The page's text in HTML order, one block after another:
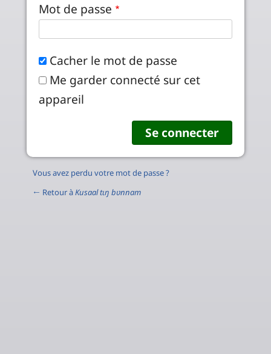
Mot de passe
Cacher le mot de passe
Me garder connecté sur cet
appareil
Vous avez perdu votre mot de passe ?
← Retour àKusaal tɩŋ bʋnnam